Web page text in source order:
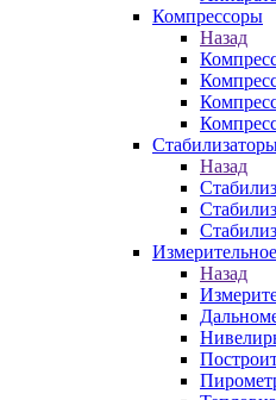
Компрессоры
Назад
Назад
Назад